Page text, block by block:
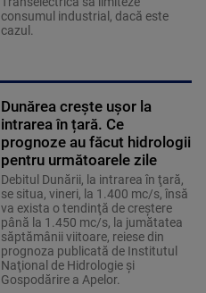
consumul industrial, dacă este
cazul.
Dunărea crește ușor la
intrarea în țară. Ce
prognoze au făcut hidrologii
pentru următoarele zile
Debitul Dunării, la intrarea în ţară,
se situa, vineri, la 1.400 mc/s, însă
va exista o tendinţă de creştere
până la 1.450 mc/s, la jumătatea
săptămânii viitoare, reiese din
prognoza publicată de Institutul
Naţional de Hidrologie şi
Gospodărire a Apelor.